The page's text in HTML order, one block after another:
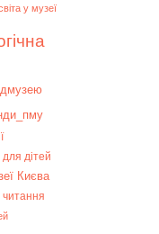
у музеї
дітей
Києва
читання